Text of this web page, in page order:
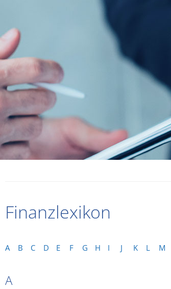
Finanzlexikon
A B C D E F G H I J K L M
A